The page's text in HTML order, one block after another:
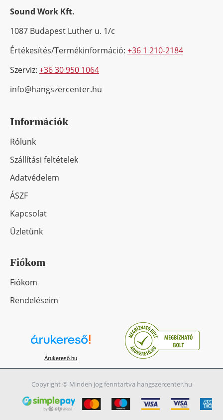
Sound Work Kft.
1087 Budapest Luther u. 1/c
Értékesítés/Termékinformáció: +36 1 210-2184
Szerviz: +36 30 950 1064
info@hangszercenter.hu
Információk
Rólunk
Szállítási feltételek
Adatvédelem
ÁSZF
Kapcsolat
Üzletünk
Fiókom
Fiókom
Rendeléseim
Árukereső.hu
Copyright © Minden jog fenntartva hangszercenter.hu